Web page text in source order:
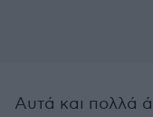
Αυτά και πολλά